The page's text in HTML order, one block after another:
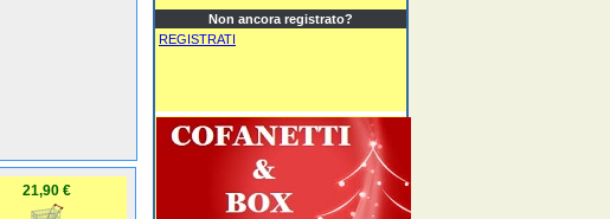
21,90 €
Non ancora registrato?
REGISTRATI